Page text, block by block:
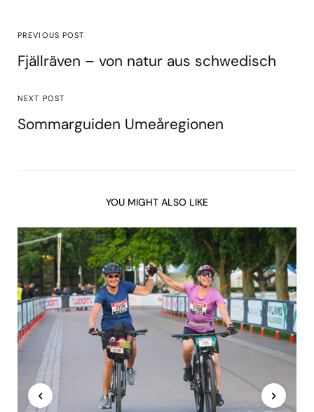
PREVIOUS POST
Fjällräven – von natur aus schwedisch
NEXT POST
Sommarguiden Umeåregionen
YOU MIGHT ALSO LIKE